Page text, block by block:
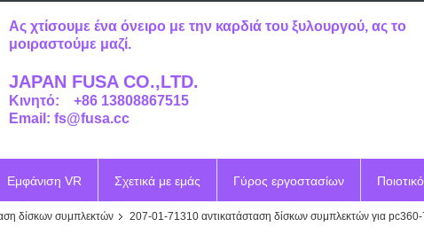
Ας χτίσουμε ένα όνειρο με την καρδιά του ξυλουργού, ας το
μοιραστούμε μαζί.
JAPAN FUSA CO.,LTD.
Κινητό: +86 13808867515
Email: fs@fusa.cc
Εμφάνιση VR Σχετικά με εμάς Γύρος εργοστασίων
δίσκων συμπλεκτών 207-01-71310 αντικατάσταση δίσκων συμπλεκτών για